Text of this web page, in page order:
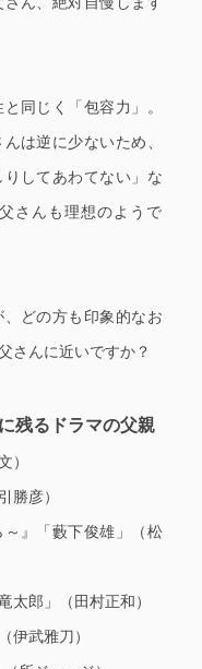
同じく「包容力」。
は逆に少ないため、
りしてあわてない」な
さんも理想のようで
どの方も印象的なお
さんに近いですか？
残るドラマの父親
）
勝彦）
～』「藪下俊雄」（松
太郎」（田村正和）
伊武雅刀）